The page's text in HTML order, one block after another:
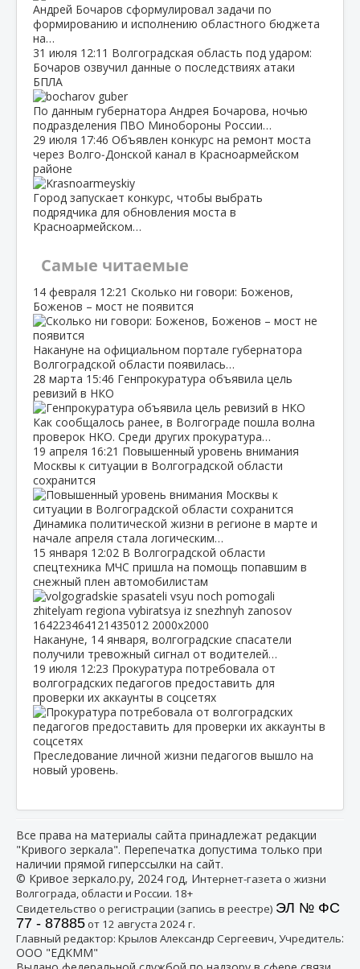
Андрей Бочаров сформулировал задачи по
формированию и исполнению областного бюджета
на…
31 июля 12:11 Волгоградская область под ударом:
Бочаров озвучил данные о последствиях атаки
БПЛА
По данным губернатора Андрея Бочарова, ночью
подразделения ПВО Минобороны России…
29 июля 17:46 Объявлен конкурс на ремонт моста
через Волго‑Донской канал в Красноармейском
районе
Город запускает конкурс, чтобы выбрать
подрядчика для обновления моста в
Красноармейском…
Самые читаемые
14 февраля 12:21 Сколько ни говори: Боженов,
Боженов – мост не появится
Накануне на официальном портале губернатора
Волгоградской области появилась…
28 марта 15:46 Генпрокуратура объявила цель
ревизий в НКО
Как сообщалось ранее, в Волгограде пошла волна
проверок НКО. Среди других прокуратура…
19 апреля 16:21 Повышенный уровень внимания
Москвы к ситуации в Волгоградской области
сохранится
Динамика политической жизни в регионе в марте и
начале апреля стала логическим…
15 января 12:02 В Волгоградской области
спецтехника МЧС пришла на помощь попавшим в
снежный плен автомобилистам
Накануне, 14 января, волгоградские спасатели
получили тревожный сигнал от водителей…
19 июля 12:23 Прокуратура потребовала от
волгоградских педагогов предоставить для
проверки их аккаунты в соцсетях
Преследование личной жизни педагогов вышло на
новый уровень.
Все права на материалы сайта принадлежат редакции
"Кривого зеркала". Перепечатка допустима только при
наличии прямой гиперссылки на сайт.
© Кривое зеркало.ру, 2024 год, Интернет-газета о жизни
Волгограда, области и России. 18+
Свидетельство о регистрации (запись в реестре) ЭЛ № ФС
77 - 87885от 12 августа 2024 г.
Главный редактор: Крылов Александр Сергеевич, Учредитель:
ООО "ЕДКММ"